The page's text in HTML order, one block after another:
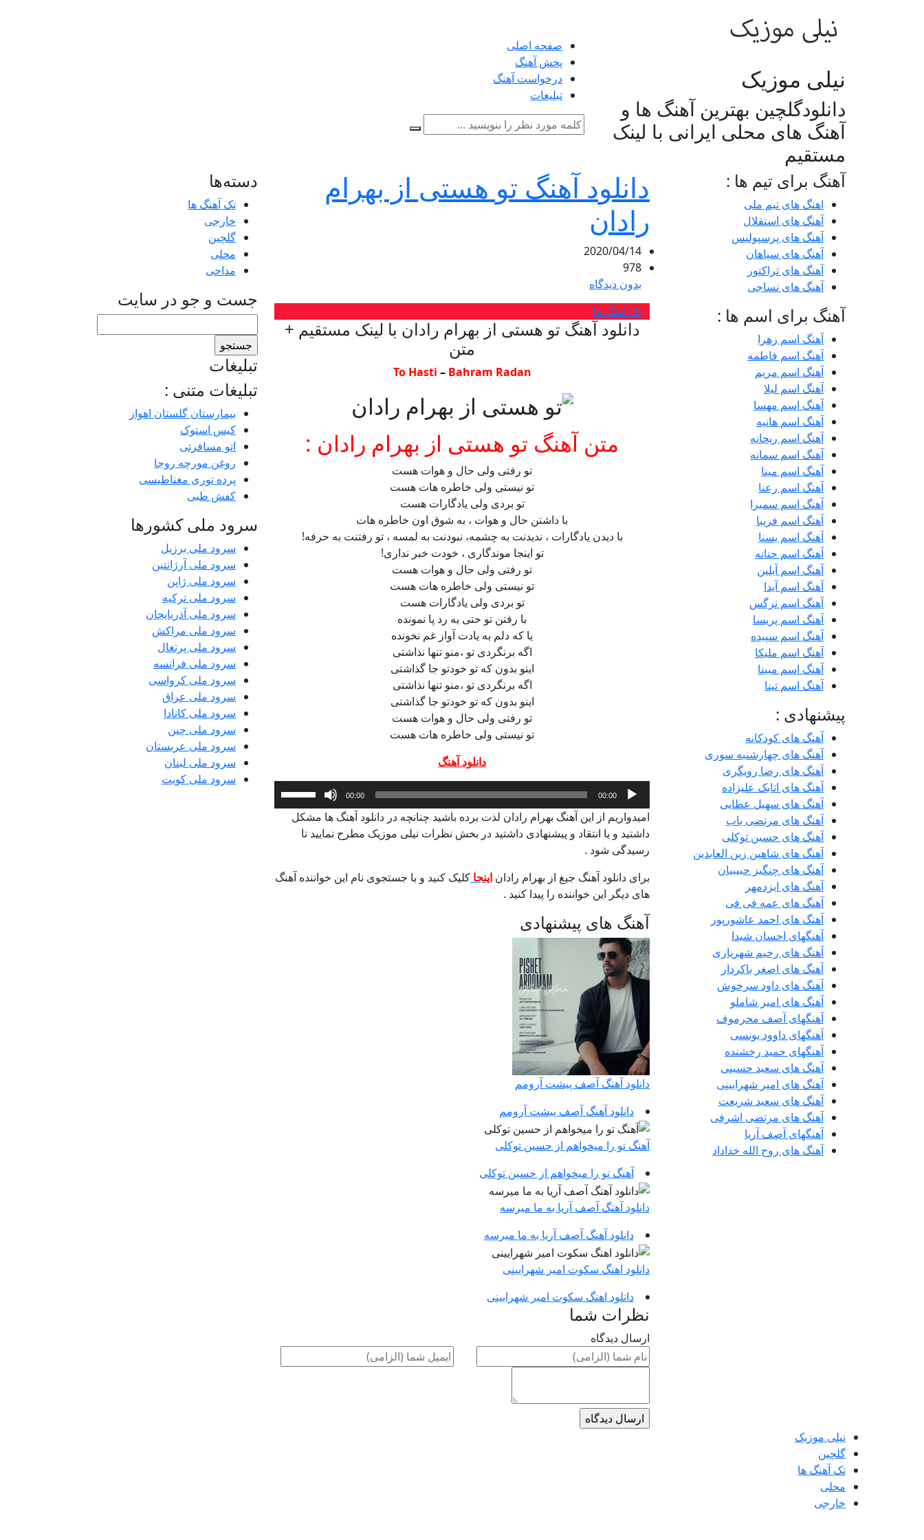
نیلی موزیک
دانلودگلچین بهترین آهنگ ها و
آهنگ های محلی ایرانی با لینک
مستقیم
صفحه اصلی
پخش آهنگ
درخواست آهنگ
تبلیغات
آهنگ برای تیم ها :
اهنگ های تیم ملی
آهنگ های استقلال
آهنگ های پرسپولیس
آهنگ های سپاهان
آهنگ های تراکتور
آهنگ های نساجی
آهنگ برای اسم ها :
آهنگ اسم زهرا
آهنگ اسم فاطمه
آهنگ اسم مریم
آهنگ اسم لیلا
آهنگ اسم مهسا
آهنگ اسم هانیه
آهنگ اسم ریحانه
آهنگ اسم سمانه
آهنگ اسم مینا
آهنگ اسم رعنا
آهنگ اسم سمیرا
آهنگ اسم فریبا
آهنگ اسم یسنا
آهنگ اسم حنانه
آهنگ اسم آیلین
آهنگ اسم آیدا
آهنگ اسم نرگس
آهنگ اسم پریسا
آهنگ اسم سپیده
آهنگ اسم ملیکا
آهنگ اسم مبینا
آهنگ اسم تینا
پیشنهادی :
آهنگ های کودکانه
آهنگ های چهارشنبه سوری
آهنگ های رضا رویگری
آهنگ های اتابک علیزاده
آهنگ های سهیل عطایی
آهنگ های مرتضی باب
آهنگ های حسین توکلی
آهنگ های شاهین زین العابدین
آهنگ های چنگیز حبیبیان
آهنگ های ایزدمهر
آهنگ های عمه فی فی
آهنگ های احمد عاشورپور
آهنگهای احسان شیدا
آهنگ های رحیم شهریاری
آهنگ های اصغر باکردار
آهنگ های داود سرخوش
آهنگ های امیر شاملو
آهنگهای آصف محرموف
آهنگهای داوود یونسی
آهنگهای حمید رخشنده
آهنگ های سعید حسینی
آهنگ های امیر شهرایینی
آهنگ های سعید شریعت
آهنگ های مرتضی اشرفی
آهنگهای آصف آریا
آهنگ های روح الله خداداد
دانلود آهنگ تو هستی از بهرام
رادان
2020/04/14
978
بدون دیدگاه
تک آهنگ ها
دانلود آهنگ تو هستی از بهرام رادان با لینک مستقیم +
متن
To Hasti –Bahram Radan
متن آهنگ تو هستی از بهرام رادان :
تو رفتی ولی حال و هوات هست
تو نیستی ولی خاطره هات هست
تو بردی ولی یادگارات هست
با داشتن حال و هوات ، به شوق اون خاطره هات
با دیدن یادگارات ، ندیدنت به چشمه، نبودنت به لمسه ، تو رفتنت به حرفه!
تو اینجا موندگاری ، خودت خبر نداری!
تو رفتی ولی حال و هوات هست
تو نیستی ولی خاطره هات هست
تو بردی ولی یادگارات هست
با رفتن تو حتی یه رد پا نمونده
یا که دلم به یادت آواز غم نخونده
اگه برنگردی تو ،منو تنها نذاشتی
اینو بدون که تو خودتو جا گذاشتی
اگه برنگردی تو ،منو تنها نذاشتی
اینو بدون که تو خودتو جا گذاشتی
تو رفتی ولی حال و هوات هست
تو نیستی ولی خاطره هات هست
دانلود آهنگ
پخش‌کننده
صوت
00:00
00:00
از
امیدواریم از این آهنگ بهرام رادان لذت برده باشید چنانچه در دانلود آهنگ ها مشکل
داشتید و یا انتقاد و پیشنهادی داشتید در بخش نظرات نیلی موزیک مطرح نمایید تا
رسیدگی شود .
برای دانلود آهنگ جیغ از بهرام رادان اینجا کلیک کنید و با جستجوی نام این خواننده آهنگ
های دیگر این خواننده را پیدا کنید .
آهنگ های پیشنهادی
دانلود آهنگ آصف پیشت آرومم
دانلود آهنگ آصف پیشت آرومم
آهنگ تو را میخواهم از حسین توکلی
آهنگ تو را میخواهم از حسین توکلی
دانلود آهنگ آصف آریا به ما میرسه
دانلود آهنگ آصف آریا به ما میرسه
دانلود اهنگ سکوت امیر شهرایینی
دانلود اهنگ سکوت امیر شهرایینی
نظرات شما
ارسال دیدگاه
دسته‌ها
تک آهنگ ها
خارجی
گلچین
محلی
مداحی
جست و جو در سایت
برای:
تبلیغات
تبلیغات متنی :
بیمارستان گلستان اهواز
کیس استوک
اتو مسافرتی
روغن مورچه روجا
پرده توری مغناطیسی
کفش طبی
سرود ملی کشورها
سرود ملی برزیل
سرود ملی آرژانتین
سرود ملی ژاپن
سرود ملی ترکیه
سرود ملی آذربایجان
سرود ملی مراکش
سرود ملی پرتغال
سرود ملی فرانسه
سرود ملی کرواسی
سرود ملی عراق
سرود ملی کانادا
سرود ملی چین
سرود ملی عربستان
سرود ملی لبنان
سرود ملی کویت
نیلی موزیک
گلچین
تک آهنگ ها
محلی
خارجی